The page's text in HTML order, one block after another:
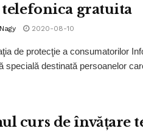
gratuita
2020-08-10
de protecţie a consumatorilor
specială destinată persoanelor
curs de învățare